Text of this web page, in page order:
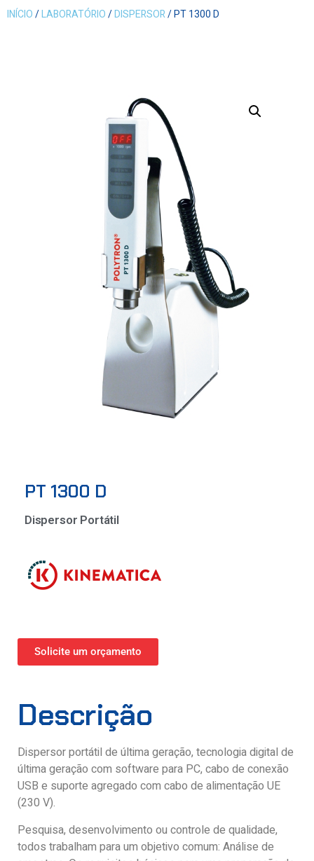
INÍCIO/LABORATÓRIO/DISPERSOR/ PT 1300 D
PT 1300 D
Dispersor Portátil
Solicite um orçamento
Descrição
Dispersor portátil de última geração, tecnologia digital de
última geração com software para PC, cabo de conexão
USB e suporte agregado com cabo de alimentação UE
(230 V).
Pesquisa, desenvolvimento ou controle de qualidade,
todos trabalham para um objetivo comum: Análise de